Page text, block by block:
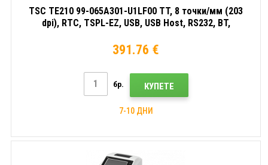
TSC TE210 99-065A301-U1LF00 TT, 8 точки/мм (203
dpi), RTC, TSPL-EZ, USB, USB Host, RS232, BT,
391.76 €
бр. КУПЕТЕ
7-10 ДНИ